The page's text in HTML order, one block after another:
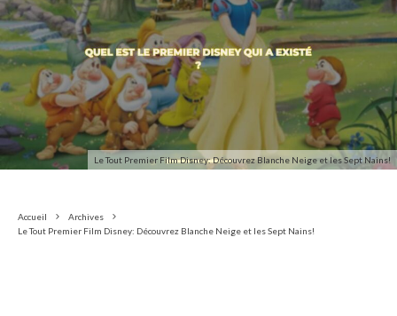
Le Tout Premier Film Disney: Découvrez Blanche Neige et les Sept Nains!
Accueil
Archives
Le Tout Premier Film Disney: Découvrez Blanche Neige et les Sept Nains!